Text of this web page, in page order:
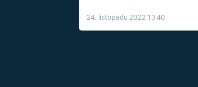
24. listopadu 2022 13:40